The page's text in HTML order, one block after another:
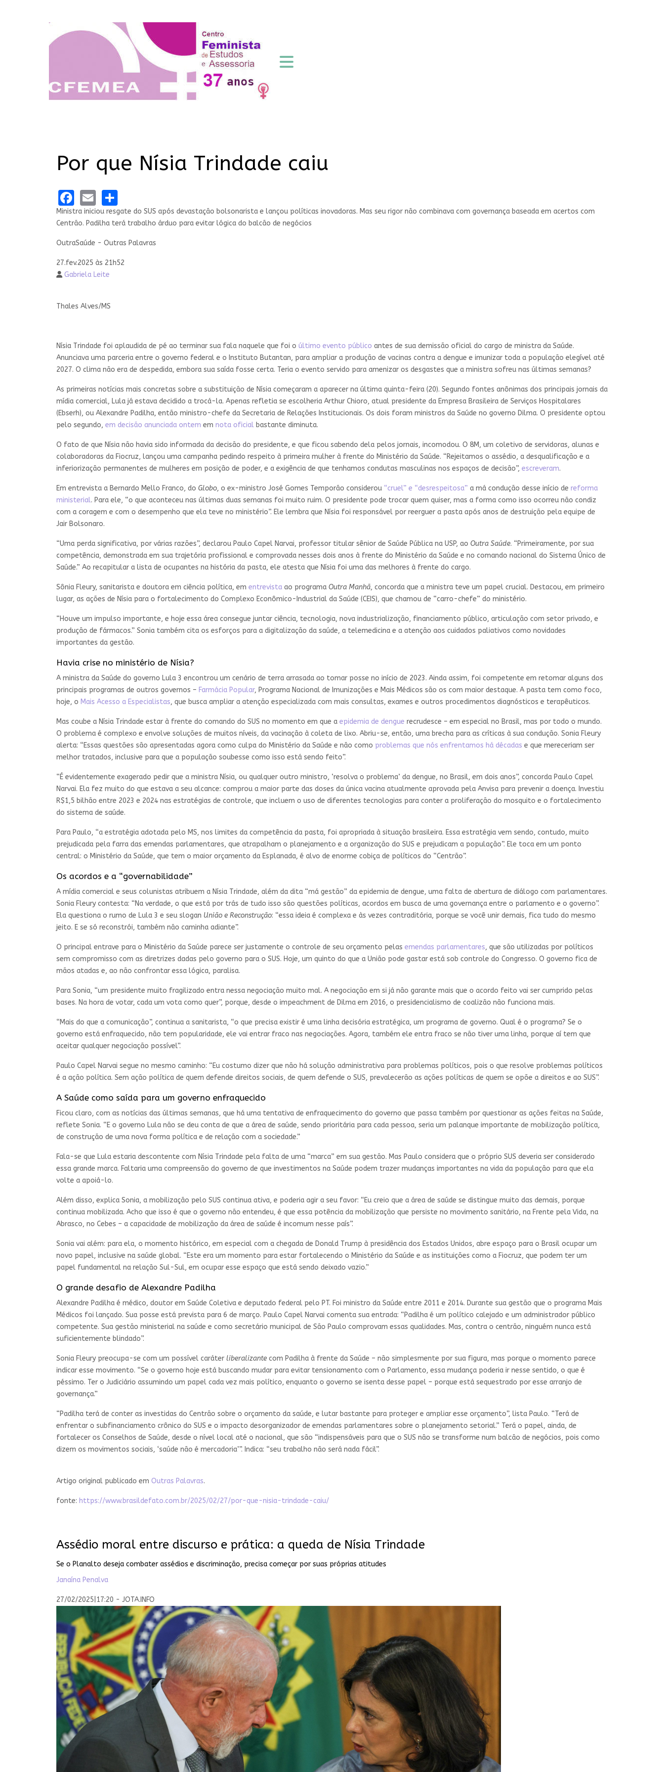
Por que Nísia Trindade caiu
Facebook
Email
Ministra iniciou resgate do SUS após devastação bolsonarista e lançou políticas inovadoras. Mas seu rigor não combinava com governança baseada em acertos com
Centrão. Padilha terá trabalho árduo para evitar lógica do balcão de negócios
OutraSaúde - Outras Palavras
27.fev.2025 às 21h52
Gabriela Leite
Thales Alves/MS
Nísia Trindade foi aplaudida de pé ao terminar sua fala naquele que foi o último evento público antes de sua demissão oficial do cargo de ministra da Saúde.
Anunciava uma parceria entre o governo federal e o Instituto Butantan, para ampliar a produção de vacinas contra a dengue e imunizar toda a população elegível até
2027. O clima não era de despedida, embora sua saída fosse certa. Teria o evento servido para amenizar os desgastes que a ministra sofreu nas últimas semanas?
As primeiras notícias mais concretas sobre a substituição de Nísia começaram a aparecer na última quinta-feira (20). Segundo fontes anônimas dos principais jornais da
mídia comercial, Lula já estava decidido a trocá-la. Apenas refletia se escolheria Arthur Chioro, atual presidente da Empresa Brasileira de Serviços Hospitalares
(Ebserh), ou Alexandre Padilha, então ministro-chefe da Secretaria de Relações Institucionais. Os dois foram ministros da Saúde no governo Dilma. O presidente optou
pelo segundo, em decisão anunciada ontem em nota oficial bastante diminuta.
O fato de que Nísia não havia sido informada da decisão do presidente, e que ficou sabendo dela pelos jornais, incomodou. O 8M, um coletivo de servidoras, alunas e
colaboradoras da Fiocruz, lançou uma campanha pedindo respeito à primeira mulher à frente do Ministério da Saúde. “Rejeitamos o assédio, a desqualificação e a
inferiorização permanentes de mulheres em posição de poder, e a exigência de que tenhamos condutas masculinas nos espaços de decisão”, escreveram.
Em entrevista a Bernardo Mello Franco, do Globo, o ex-ministro José Gomes Temporão considerou “cruel” e “desrespeitosa” a má condução desse início de reforma
ministerial. Para ele, “o que aconteceu nas últimas duas semanas foi muito ruim. O presidente pode trocar quem quiser, mas a forma como isso ocorreu não condiz
com a coragem e com o desempenho que ela teve no ministério”. Ele lembra que Nísia foi responsável por reerguer a pasta após anos de destruição pela equipe de
Jair Bolsonaro.
“Uma perda significativa, por várias razões”, declarou Paulo Capel Narvai, professor titular sênior de Saúde Pública na USP, ao Outra Saúde. “Primeiramente, por sua
competência, demonstrada em sua trajetória profissional e comprovada nesses dois anos à frente do Ministério da Saúde e no comando nacional do Sistema Único de
Saúde.” Ao recapitular a lista de ocupantes na história da pasta, ele atesta que Nísia foi uma das melhores à frente do cargo.
Sônia Fleury, sanitarista e doutora em ciência política, em entrevista ao programa Outra Manhã, concorda que a ministra teve um papel crucial. Destacou, em primeiro
lugar, as ações de Nísia para o fortalecimento do Complexo Econômico-Industrial da Saúde (CEIS), que chamou de “carro-chefe” do ministério.
“Houve um impulso importante, e hoje essa área consegue juntar ciência, tecnologia, nova industrialização, financiamento público, articulação com setor privado, e
produção de fármacos.” Sonia também cita os esforços para a digitalização da saúde, a telemedicina e a atenção aos cuidados paliativos como novidades
importantes da gestão.
Havia crise no ministério de Nísia?
A ministra da Saúde do governo Lula 3 encontrou um cenário de terra arrasada ao tomar posse no início de 2023. Ainda assim, foi competente em retomar alguns dos
principais programas de outros governos – Farmácia Popular, Programa Nacional de Imunizações e Mais Médicos são os com maior destaque. A pasta tem como foco,
hoje, o Mais Acesso a Especialistas, que busca ampliar a atenção especializada com mais consultas, exames e outros procedimentos diagnósticos e terapêuticos.
Mas coube a Nísia Trindade estar à frente do comando do SUS no momento em que a epidemia de dengue recrudesce – em especial no Brasil, mas por todo o mundo.
O problema é complexo e envolve soluções de muitos níveis, da vacinação à coleta de lixo. Abriu-se, então, uma brecha para as críticas à sua condução. Sonia Fleury
alerta: “Essas questões são apresentadas agora como culpa do Ministério da Saúde e não como problemas que nós enfrentamos há décadas e que mereceriam ser
melhor tratados, inclusive para que a população soubesse como isso está sendo feito”.
“É evidentemente exagerado pedir que a ministra Nísia, ou qualquer outro ministro, ‘resolva o problema’ da dengue, no Brasil, em dois anos”, concorda Paulo Capel
Narvai. Ela fez muito do que estava a seu alcance: comprou a maior parte das doses da única vacina atualmente aprovada pela Anvisa para prevenir a doença. Investiu
R$1,5 bilhão entre 2023 e 2024 nas estratégias de controle, que incluem o uso de diferentes tecnologias para conter a proliferação do mosquito e o fortalecimento
do sistema de saúde.
Para Paulo, “a estratégia adotada pelo MS, nos limites da competência da pasta, foi apropriada à situação brasileira. Essa estratégia vem sendo, contudo, muito
prejudicada pela farra das emendas parlamentares, que atrapalham o planejamento e a organização do SUS e prejudicam a população”. Ele toca em um ponto
central: o Ministério da Saúde, que tem o maior orçamento da Esplanada, é alvo de enorme cobiça de políticos do “Centrão”.
Os acordos e a “governabilidade”
A mídia comercial e seus colunistas atribuem a Nísia Trindade, além da dita “má gestão” da epidemia de dengue, uma falta de abertura de diálogo com parlamentares.
Sonia Fleury contesta: “Na verdade, o que está por trás de tudo isso são questões políticas, acordos em busca de uma governança entre o parlamento e o governo”.
Ela questiona o rumo de Lula 3 e seu slogan União e Reconstrução: “essa ideia é complexa e às vezes contraditória, porque se você unir demais, fica tudo do mesmo
jeito. E se só reconstrói, também não caminha adiante”.
O principal entrave para o Ministério da Saúde parece ser justamente o controle de seu orçamento pelas emendas parlamentares, que são utilizadas por políticos
sem compromisso com as diretrizes dadas pelo governo para o SUS. Hoje, um quinto do que a União pode gastar está sob controle do Congresso. O governo fica de
mãos atadas e, ao não confrontar essa lógica, paralisa.
Para Sonia, “um presidente muito fragilizado entra nessa negociação muito mal. A negociação em si já não garante mais que o acordo feito vai ser cumprido pelas
bases. Na hora de votar, cada um vota como quer”, porque, desde o impeachment de Dilma em 2016, o presidencialismo de coalizão não funciona mais.
“Mais do que a comunicação”, continua a sanitarista, “o que precisa existir é uma linha decisória estratégica, um programa de governo. Qual é o programa? Se o
governo está enfraquecido, não tem popularidade, ele vai entrar fraco nas negociações. Agora, também ele entra fraco se não tiver uma linha, porque aí tem que
aceitar qualquer negociação possível”.
Paulo Capel Narvai segue no mesmo caminho: “Eu costumo dizer que não há solução administrativa para problemas políticos, pois o que resolve problemas políticos
é a ação política. Sem ação política de quem defende direitos sociais, de quem defende o SUS, prevalecerão as ações políticas de quem se opõe a direitos e ao SUS”.
A Saúde como saída para um governo enfraquecido
Ficou claro, com as notícias das últimas semanas, que há uma tentativa de enfraquecimento do governo que passa também por questionar as ações feitas na Saúde,
reflete Sonia. “E o governo Lula não se deu conta de que a área de saúde, sendo prioritária para cada pessoa, seria um palanque importante de mobilização política,
de construção de uma nova forma política e de relação com a sociedade.”
Fala-se que Lula estaria descontente com Nísia Trindade pela falta de uma “marca” em sua gestão. Mas Paulo considera que o próprio SUS deveria ser considerado
essa grande marca. Faltaria uma compreensão do governo de que investimentos na Saúde podem trazer mudanças importantes na vida da população para que ela
volte a apoiá-lo.
Além disso, explica Sonia, a mobilização pelo SUS continua ativa, e poderia agir a seu favor: “Eu creio que a área de saúde se distingue muito das demais, porque
continua mobilizada. Acho que isso é que o governo não entendeu, é que essa potência da mobilização que persiste no movimento sanitário, na Frente pela Vida, na
Abrasco, no Cebes – a capacidade de mobilização da área de saúde é incomum nesse país”.
Sonia vai além: para ela, o momento histórico, em especial com a chegada de Donald Trump à presidência dos Estados Unidos, abre espaço para o Brasil ocupar um
novo papel, inclusive na saúde global. “Este era um momento para estar fortalecendo o Ministério da Saúde e as instituições como a Fiocruz, que podem ter um
papel fundamental na relação Sul-Sul, em ocupar esse espaço que está sendo deixado vazio.”
O grande desafio de Alexandre Padilha
Alexandre Padilha é médico, doutor em Saúde Coletiva e deputado federal pelo PT. Foi ministro da Saúde entre 2011 e 2014. Durante sua gestão que o programa Mais
Médicos foi lançado. Sua posse está prevista para 6 de março. Paulo Capel Narvai comenta sua entrada: “Padilha é um político calejado e um administrador público
competente. Sua gestão ministerial na saúde e como secretário municipal de São Paulo comprovam essas qualidades. Mas, contra o centrão, ninguém nunca está
suficientemente blindado”.
Sonia Fleury preocupa-se com um possível caráter liberalizante com Padilha à frente da Saúde – não simplesmente por sua figura, mas porque o momento parece
indicar esse movimento. “Se o governo hoje está buscando mudar para evitar tensionamento com o Parlamento, essa mudança poderia ir nesse sentido, o que é
péssimo. Ter o Judiciário assumindo um papel cada vez mais político, enquanto o governo se isenta desse papel – porque está sequestrado por esse arranjo de
governança.”
“Padilha terá de conter as investidas do Centrão sobre o orçamento da saúde, e lutar bastante para proteger e ampliar esse orçamento”, lista Paulo. “Terá de
enfrentar o subfinanciamento crônico do SUS e o impacto desorganizador de emendas parlamentares sobre o planejamento setorial.” Terá o papel, ainda, de
fortalecer os Conselhos de Saúde, desde o nível local até o nacional, que são “indispensáveis para que o SUS não se transforme num balcão de negócios, pois como
dizem os movimentos sociais, ‘saúde não é mercadoria’”. Indica: “seu trabalho não será nada fácil”.
Artigo original publicado em Outras Palavras.
fonte: https://www.brasildefato.com.br/2025/02/27/por-que-nisia-trindade-caiu/
Assédio moral entre discurso e prática: a queda de Nísia Trindade
Se o Planalto deseja combater assédios e discriminação, precisa começar por suas próprias atitudes
Janaína Penalva
27/02/2025 17:20 - JOTA.INFO